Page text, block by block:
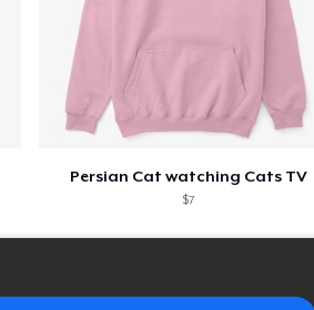
Persian Cat watching Cats TV
$7